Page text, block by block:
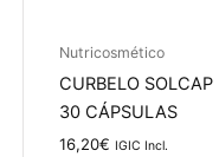
Nutricosmético
CURBELO SOLCAP
30 CÁPSULAS
16,20€ IGIC Incl.